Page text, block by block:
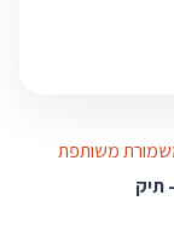
משותפת
תיק